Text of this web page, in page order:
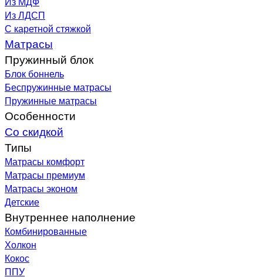
Из ЛДСП
С каретной стяжкой
Матрасы
Пружинный блок
Блок боннель
Беспружинные матрасы
Пружинные матрасы
Особенности
Со скидкой
Типы
Матрасы комфорт
Матрасы премиум
Матрасы эконом
Детские
Внутреннее наполнение
Комбинированные
Холкон
Кокос
ППУ